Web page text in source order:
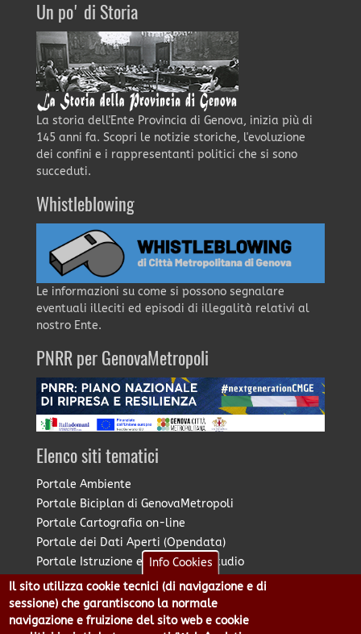
Un po' di Storia
La storia dell'Ente Provincia di Genova, inizia più di
145 anni fa. Scopri le notizie storiche, l'evoluzione
dei confini e i rappresentanti politici che si sono
succeduti.
Whistleblowing
Le informazioni su come si possono segnalare
eventuali illeciti ed episodi di illegalità relativi al
nostro Ente.
PNRR per GenovaMetropoli
Elenco siti tematici
Portale Ambiente
Portale Biciplan di GenovaMetropoli
Portale Cartografia on-line
Portale dei Dati Aperti (Opendata)
Portale Istruzione e Diritto allo Studio
Portale Marketing Territoriale
Portale Piano Strategico Metropolitano
Portale PUMS di GenovaMetropoli
Info Cookies
Il sito utilizza cookie tecnici (di navigazione e di
sessione) che garantiscono la normale
navigazione e fruizione del sito web e cookie